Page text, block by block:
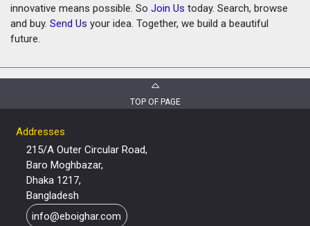
innovative means possible. So Join Us today. Search, browse
and buy. Send Us your idea. Together, we build a beautiful
future.
TOP OF PAGE
Addresses
215/A Outer Circular Road,
Baro Moghbazar,
Dhaka 1217,
Bangladesh
info@eboighar.com